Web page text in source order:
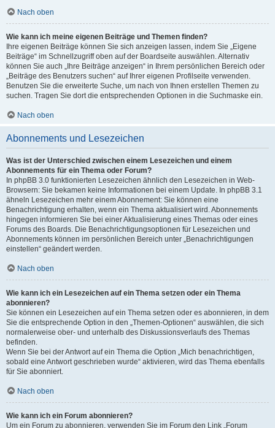
Nach oben
Wie kann ich meine eigenen Beiträge und Themen finden?
Ihre eigenen Beiträge können Sie sich anzeigen lassen, indem Sie „Eigene
Beiträge“ im Schnellzugriff oben auf der Boardseite auswählen. Alternativ
können Sie auch „Ihre Beiträge anzeigen“ in Ihrem persönlichen Bereich oder
„Beiträge des Benutzers suchen“ auf Ihrer eigenen Profilseite verwenden.
Benutzen Sie die erweiterte Suche, um nach von Ihnen erstellen Themen zu
suchen. Tragen Sie dort die entsprechenden Optionen in die Suchmaske ein.
Nach oben
Abonnements und Lesezeichen
Was ist der Unterschied zwischen einem Lesezeichen und einem
Abonnements für ein Thema oder Forum?
In phpBB 3.0 funktionierten Lesezeichen ähnlich den Lesezeichen in Web-
Browsern: Sie bekamen keine Informationen bei einem Update. In phpBB 3.1
ähneln Lesezeichen mehr einem Abonnement: Sie können eine
Benachrichtigung erhalten, wenn ein Thema aktualisiert wird. Abonnements
hingegen informieren Sie bei einer Aktualisierung eines Themas oder eines
Forums des Boards. Die Benachrichtigungsoptionen für Lesezeichen und
Abonnements können im persönlichen Bereich unter „Benachrichtigungen
einstellen“ geändert werden.
Nach oben
Wie kann ich ein Lesezeichen auf ein Thema setzen oder ein Thema
abonnieren?
Sie können ein Lesezeichen auf ein Thema setzen oder es abonnieren, in dem
Sie die entsprechende Option in den „Themen-Optionen“ auswählen, die sich
normalerweise ober- und unterhalb des Diskussionsverlaufs des Themas
befinden.
Wenn Sie bei der Antwort auf ein Thema die Option „Mich benachrichtigen,
sobald eine Antwort geschrieben wurde“ aktivieren, wird das Thema ebenfalls
für Sie abonniert.
Nach oben
Wie kann ich ein Forum abonnieren?
Um ein Forum zu abonnieren, verwenden Sie im Forum den Link „Forum